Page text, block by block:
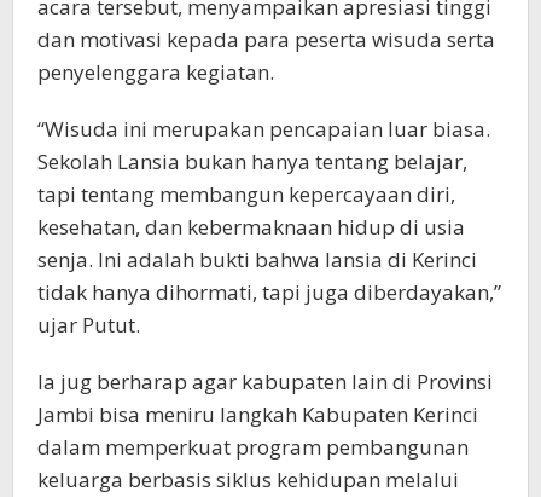
acara tersebut, menyampaikan apresiasi tinggi
dan motivasi kepada para peserta wisuda serta
penyelenggara kegiatan.
“Wisuda ini merupakan pencapaian luar biasa.
Sekolah Lansia bukan hanya tentang belajar,
tapi tentang membangun kepercayaan diri,
kesehatan, dan kebermaknaan hidup di usia
senja. Ini adalah bukti bahwa lansia di Kerinci
tidak hanya dihormati, tapi juga diberdayakan,”
ujar Putut.
Ia jug berharap agar kabupaten lain di Provinsi
Jambi bisa meniru langkah Kabupaten Kerinci
dalam memperkuat program pembangunan
keluarga berbasis siklus kehidupan melalui